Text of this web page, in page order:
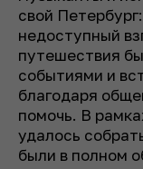
свой
недоступный
путешествия
событиями и
благодаря
помочь. В
удалось
были в полном